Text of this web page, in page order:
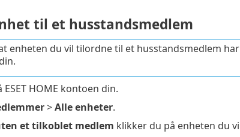
til et husstandsmedlem
enheten du vil tilordne til et husstandsmedlem
ESET HOME kontoen din.
>Alle enheter.
et tilkoblet medlem klikker du på enheten du